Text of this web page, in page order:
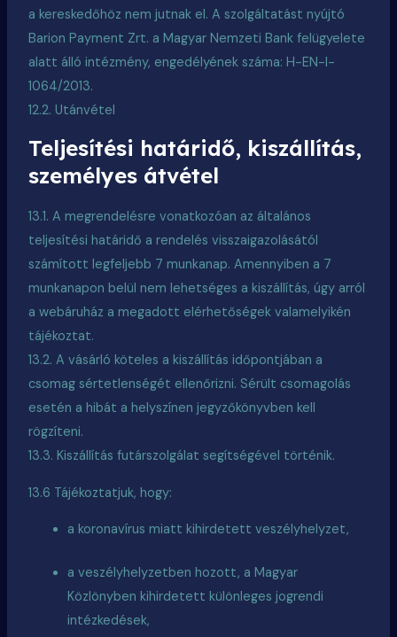
a kereskedőhöz nem jutnak el. A szolgáltatást nyújtó
Barion Payment Zrt. a Magyar Nemzeti Bank felügyelete
alatt álló intézmény, engedélyének száma: H-EN-I-
1064/2013.
12.2. Utánvétel
Teljesítési határidő, kiszállítás,
személyes átvétel
13.1. A megrendelésre vonatkozóan az általános
teljesítési határidő a rendelés visszaigazolásától
számított legfeljebb 7 munkanap. Amennyiben a 7
munkanapon belül nem lehetséges a kiszállítás, úgy arról
a webáruház a megadott elérhetőségek valamelyikén
tájékoztat.
13.2. A vásárló köteles a kiszállítás időpontjában a
csomag sértetlenségét ellenőrizni. Sérült csomagolás
esetén a hibát a helyszínen jegyzőkönyvben kell
rögzíteni.
13.3. Kiszállítás futárszolgálat segítségével történik.
13.6 Tájékoztatjuk, hogy:
a koronavírus miatt kihirdetett veszélyhelyzet,
a veszélyhelyzetben hozott, a Magyar
Közlönyben kihirdetett különleges jogrendi
intézkedések,